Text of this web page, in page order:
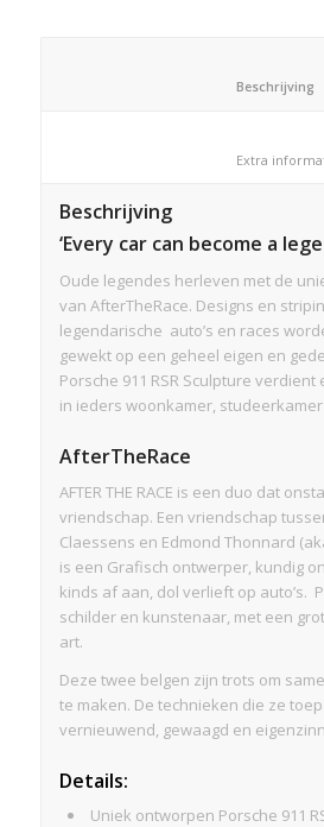
Beschrijving
‘Every car can become a
Oude legendes herleven met de
van AfterTheRace. Designs en
legendarische auto’s en races
gewekt op een geheel eigen en
Porsche 911 RSR Sculpture
in ieders woonkamer,
AfterTheRace
AFTER THE RACE is een duo dat
vriendschap. Een vriendschap
Claessens en Edmond Thonnard
is een Grafisch ontwerper, kundig
kinds af aan, dol verlieft op auto’s.
schilder en kunstenaar, met een
art.
Deze twee belgen zijn trots om
te maken. De technieken die ze
vernieuwend, gewaagd en
Details:
Uniek ontworpen Porsche 911